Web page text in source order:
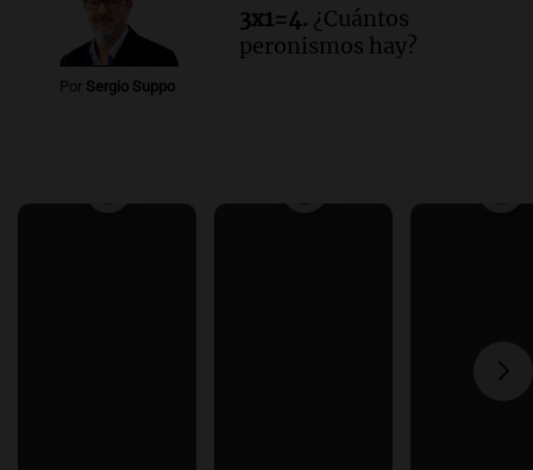
Por Sergio Suppo
3x1=4. ¿Cuántos
peronismos hay?